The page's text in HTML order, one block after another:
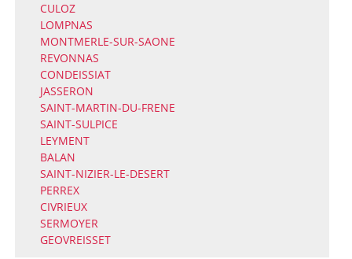
CULOZ
LOMPNAS
MONTMERLE-SUR-SAONE
REVONNAS
CONDEISSIAT
JASSERON
SAINT-MARTIN-DU-FRENE
SAINT-SULPICE
LEYMENT
BALAN
SAINT-NIZIER-LE-DESERT
PERREX
CIVRIEUX
SERMOYER
GEOVREISSET